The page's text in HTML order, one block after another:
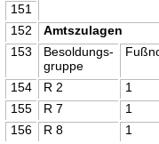
151
152
Amtszulagen
153
Besoldungs-
gruppe
154 R 2 1
155
R 7 1
156
R 8 1